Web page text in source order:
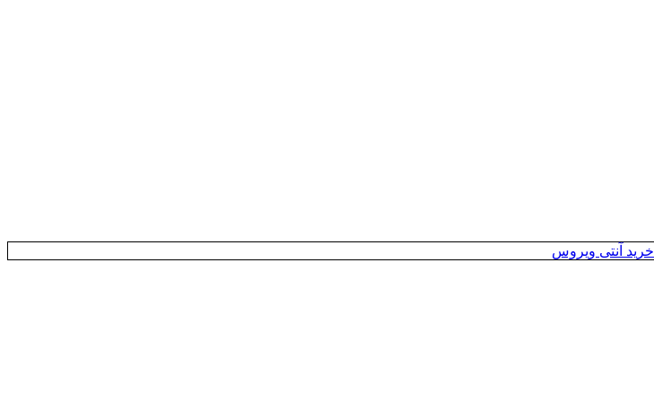
خرید آنتی ویروس